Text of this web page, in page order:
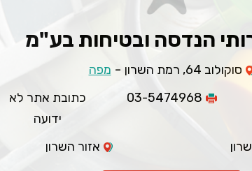
הנדסה ובטיחות בע"מ
סוקולוב 64, רמת השרון - מפה
03-5474968
כתובת אתר לא
ידועה
אזור השרון